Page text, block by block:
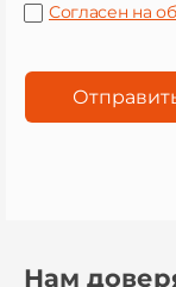
Согласен на
Нам